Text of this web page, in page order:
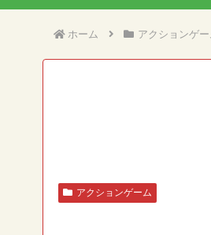
ホーム アクションゲー
アクションゲーム